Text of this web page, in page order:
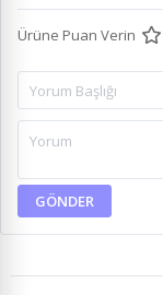
Ürüne Puan Verin
GÖNDER